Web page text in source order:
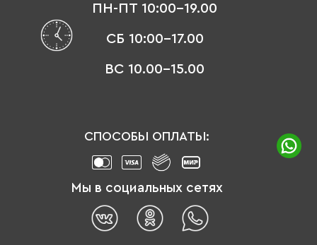
ПН-ПТ 10:00-19.00
СБ 10:00-17.00
ВС 10.00-15.00
СПОСОБЫ ОПЛАТЫ:
Мы в социальных сетях